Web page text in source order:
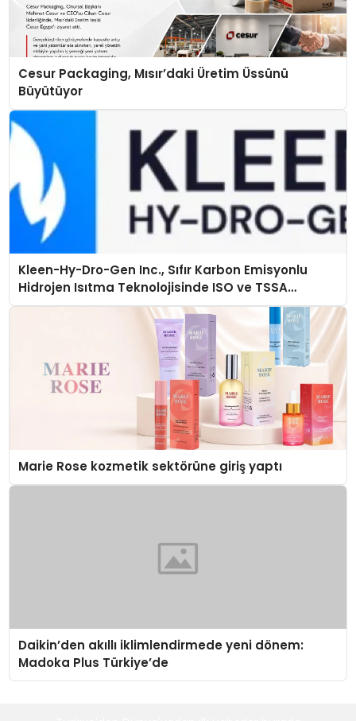
Cesur Packaging, Mısır’daki Üretim Üssünü
Büyütüyor
Kleen-Hy-Dro-Gen Inc., Sıfır Karbon Emisyonlu
Hidrojen Isıtma Teknolojisinde ISO ve TSSA
Düzenleyici Onaylarını Aldı
Marie Rose kozmetik sektörüne giriş yaptı
Daikin’den akıllı iklimlendirmede yeni dönem:
Madoka Plus Türkiye’de